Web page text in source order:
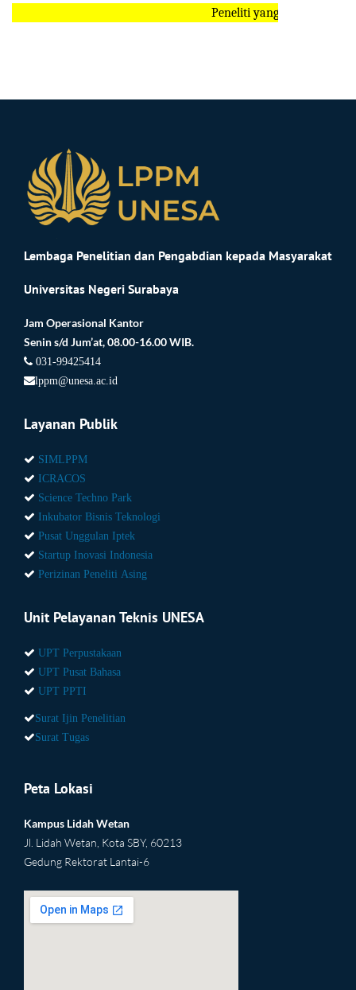
Peneliti yang tidak berhasil
Lembaga Penelitian dan Pengabdian kepada Masyarakat
Universitas Negeri Surabaya
Jam Operasional Kantor
Senin s/d Jum’at, 08.00-16.00 WIB.
031-99425414
lppm@unesa.ac.id
Layanan Publik
SIMLPPM
ICRACOS
Science Techno Park
Inkubator Bisnis Teknologi
Pusat Unggulan Iptek
Startup Inovasi Indonesia
Perizinan Peneliti Asing
Unit Pelayanan Teknis UNESA
UPT Perpustakaan
UPT Pusat Bahasa
UPT PPTI
Surat Ijin Penelitian
Surat Tugas
Peta Lokasi
Kampus Lidah Wetan
Jl. Lidah Wetan, Kota SBY, 60213
Gedung Rektorat Lantai-6